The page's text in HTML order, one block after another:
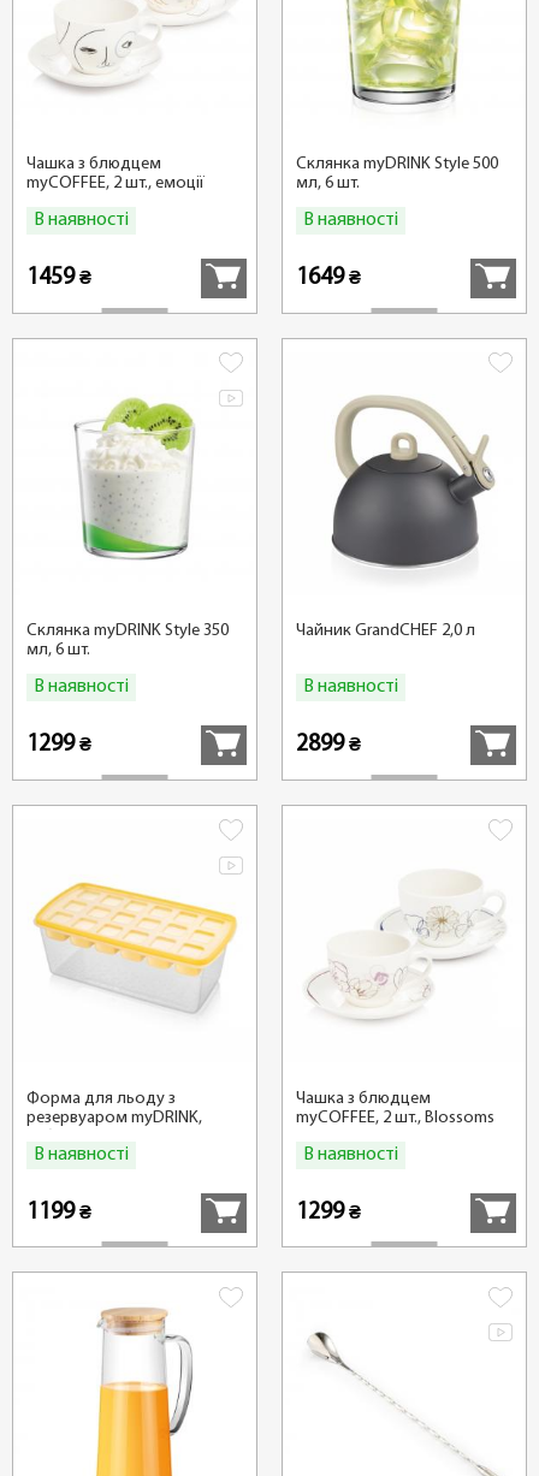
Чашка з блюдцем
myCOFFEE, 2 шт., емоції
В наявності
1459₴
Склянка myDRINK Style 500
мл, 6 шт.
В наявності
1649₴
Склянка myDRINK Style 350
мл, 6 шт.
В наявності
1299₴
Чайник GrandCHEF 2,0 л
В наявності
2899₴
Форма для льоду з
резервуаром myDRINK,
В наявності
1199₴
Чашка з блюдцем
myCOFFEE, 2 шт., Blossoms
В наявності
1299₴